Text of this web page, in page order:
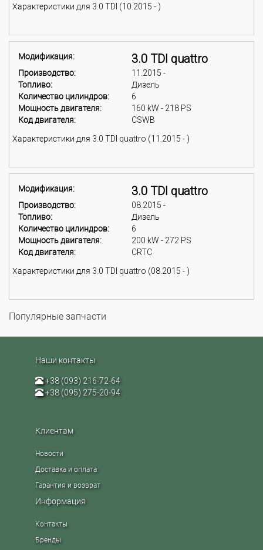
Характеристики для 3.0 TDI (10.2015 - )
Модификация: 3.0 TDI quattro
Производство:
11.2015 -
Топливо:
Дизель
Количество цилиндров:
6
Мощность двигателя:
160 kW - 218 PS
Код двигателя:
CSWB
Характеристики для 3.0 TDI quattro (11.2015 - )
Модификация: 3.0 TDI quattro
Производство:
08.2015 -
Топливо:
Дизель
Количество цилиндров:
6
Мощность двигателя:
200 kW - 272 PS
Код двигателя:
CRTC
Характеристики для 3.0 TDI quattro (08.2015 - )
Популярные запчасти
Наши контакты
+38 (093) 216-72-64
+38 (095) 275-20-94
Клиентам
Новости
Доставка и оплата
Гарантия и возврат
Информация
Контакты
Бренды